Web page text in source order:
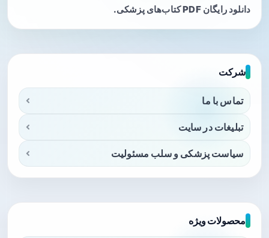
دانلود رایگان PDF کتاب‌های پزشکی.
شرکت
تماس با ما
تبلیغات در سایت
سیاست پزشکی و سلب مسئولیت
محصولات ویژه